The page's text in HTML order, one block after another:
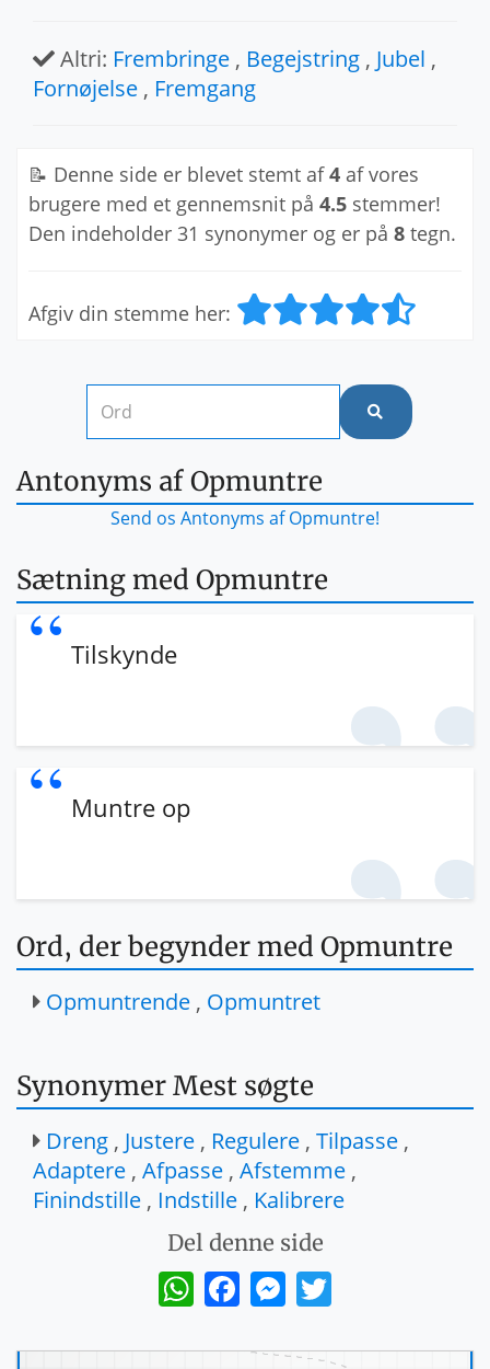
Altri: Frembringe , Begejstring , Jubel ,
Fornøjelse , Fremgang
📝 Denne side er blevet stemt af4 af vores
brugere med et gennemsnit på 4.5 stemmer!
Den indeholder 31 synonymer og er på 8 tegn.
Afgiv din stemme her:
Antonyms af Opmuntre
Send os Antonyms af Opmuntre!
Sætning med Opmuntre
Tilskynde
Muntre op
Ord, der begynder med Opmuntre
Opmuntrende , Opmuntret
Synonymer Mest søgte
Dreng , Justere , Regulere , Tilpasse ,
Adaptere , Afpasse , Afstemme ,
Finindstille , Indstille , Kalibrere
Del denne side
WhatsAppFacebookMessenger